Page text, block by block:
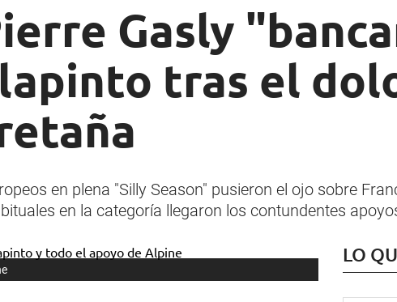
Gasly
tras el
en plena "Silly Season" pusieron el ojo sobre
en la categoría llegaron los contundentes
LO